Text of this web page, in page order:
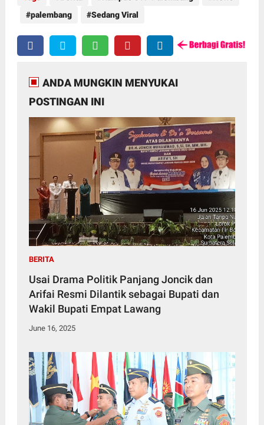
palembang
Sedang Viral
ANDA MUNGKIN MENYUKAI
POSTINGAN INI
BERITA
Usai Drama Politik Panjang Joncik dan
Arifai Resmi Dilantik sebagai Bupati dan
Wakil Bupati Empat Lawang
June 16, 2025